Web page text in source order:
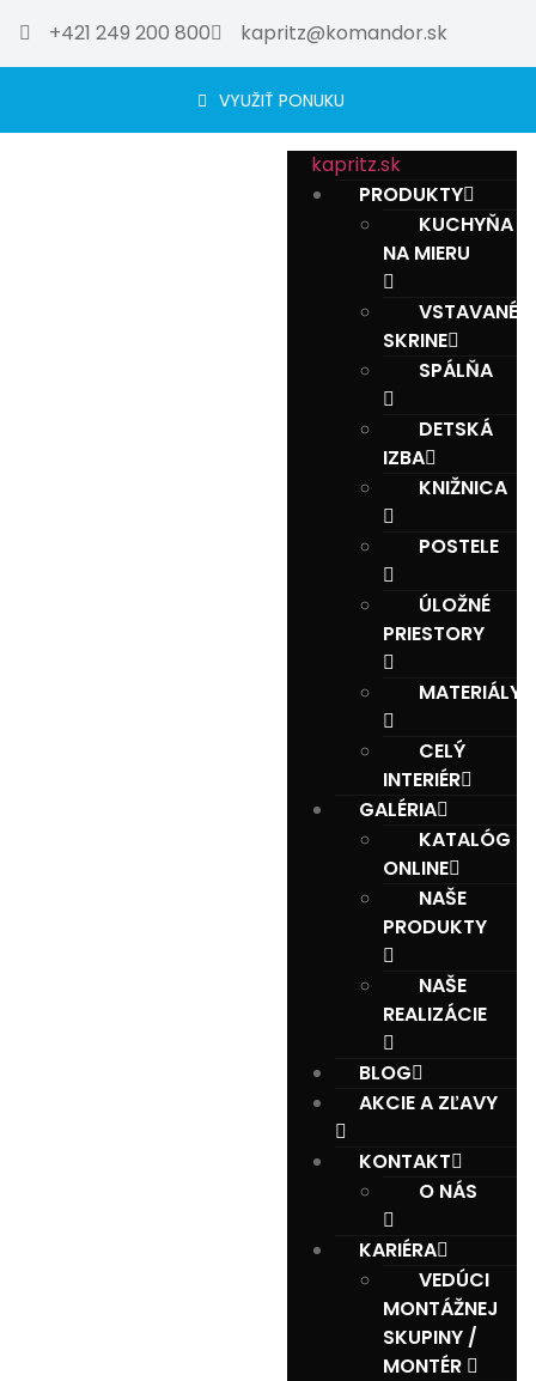
+421 249 200 800 kapritz@komandor.sk
VYUŽIŤ PONUKU
kapritz.sk
PRODUKTY
KUCHYŇA
NA MIERU
VSTAVANÉ
SKRINE
SPÁLŇA
DETSKÁ
IZBA
KNIŽNICA
POSTELE
ÚLOŽNÉ
PRIESTORY
MATERIÁLY
CELÝ
INTERIÉR
GALÉRIA
KATALÓG
ONLINE
NAŠE
PRODUKTY
NAŠE
REALIZÁCIE
BLOG
AKCIE A ZĽAVY
KONTAKT
O NÁS
KARIÉRA
VEDÚCI
MONTÁŽNEJ
SKUPINY /
MONTÉR